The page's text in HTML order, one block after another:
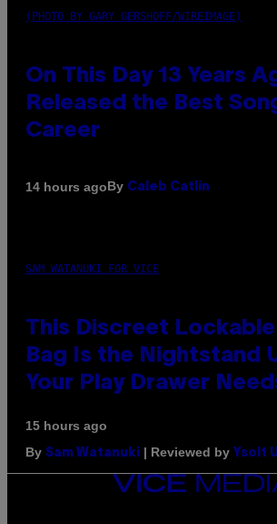
(PHOTO BY GARY GERSHOFF/WIREIMAGE)
On This Day 13 Years
Released the Best
Career
14 hours agoBy Caleb Catlin
SAM WATANUKI FOR VICE
This Discreet Lockable
Bag Is the Nightstand
Your Play Drawer
15 hours ago
By Sam Watanuki | Reviewed by Ysolt
VICE